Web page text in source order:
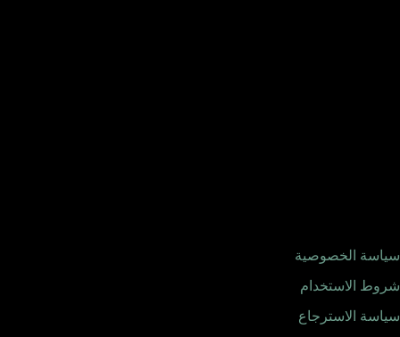
سياسة الخصوصية
شروط الاستخدام
سياسة الاسترجاع